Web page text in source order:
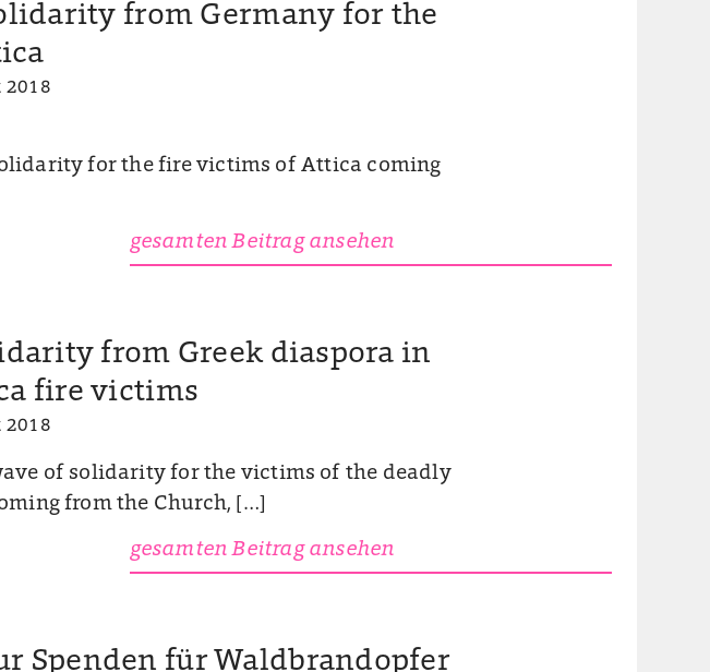
from Germany for the
2018
for the fire victims of Attica coming
gesamten Beitrag ansehen
from Greek diaspora in
fire victims
2018
of solidarity for the victims of the deadly
from the Church, […]
gesamten Beitrag ansehen
Spenden für Waldbrandopfer